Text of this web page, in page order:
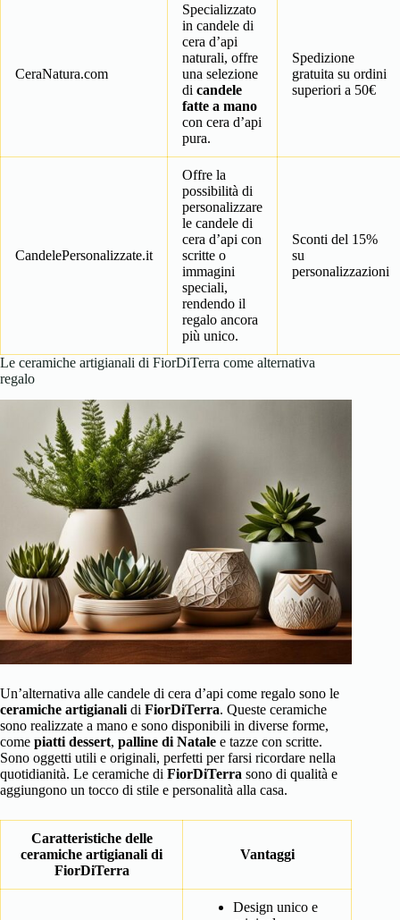
CeraNatura.com
Specializzato
in candele di
cera d’api
naturali, offre
una selezione
di candele
fatte a mano
con cera d’api
pura.
Spedizione
gratuita su ordini
superiori a 50€
CandelePersonalizzate.it
Offre la
possibilità di
personalizzare
le candele di
cera d’api con
scritte o
immagini
speciali,
rendendo il
regalo ancora
più unico.
Sconti del 15%
su
personalizzazioni
Le ceramiche artigianali di FiorDiTerra come alternativa
regalo
Un’alternativa alle candele di cera d’api come regalo sono le
ceramiche artigianali di FiorDiTerra. Queste ceramiche
sono realizzate a mano e sono disponibili in diverse forme,
come piatti dessert, palline di Natale e tazze con scritte.
Sono oggetti utili e originali, perfetti per farsi ricordare nella
quotidianità. Le ceramiche di FiorDiTerra sono di qualità e
aggiungono un tocco di stile e personalità alla casa.
Caratteristiche delle
ceramiche artigianali di
FiorDiTerra
Vantaggi
Design unico e